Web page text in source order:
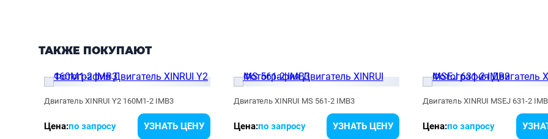
ТАКЖЕ ПОКУПАЮТ
Двигатель XINRUI Y2 160M1-2 IMB3
Цена:по запросу УЗНАТЬ ЦЕНУ
Двигатель XINRUI MS 561-2 IMB3
Цена:по запросу УЗНАТЬ ЦЕНУ
Двигатель XINRUI MSEJ 631-2
Цена:по запросу